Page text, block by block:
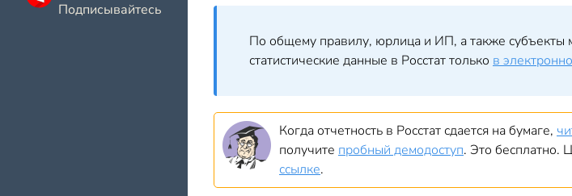
Подписывайтесь
По общему правилу, юрлица и ИП, а также субъекты
статистические данные в Росстат только в
Когда отчетность в Росстат сдается на бумаге,
получите пробный демодоступ. Это бесплатно.
ссылке.